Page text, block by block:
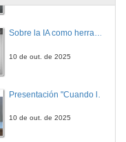
Sobre la IA como herramienta de investigación en lingüística cognitiva
10 de out. de 2025
10 de out. de 2025